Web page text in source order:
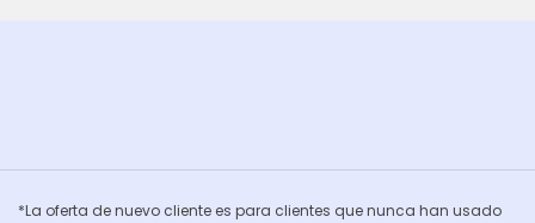
*La oferta de nuevo cliente es para clientes que nunca han usado